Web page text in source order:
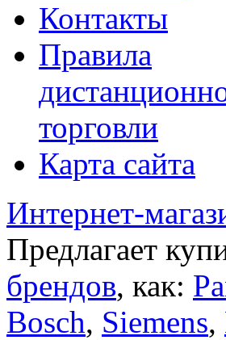
Контакты
Правила
торговли
Карта сайта
Интернет-
Предлагает
брендов, как:
Bosch, Siemens,